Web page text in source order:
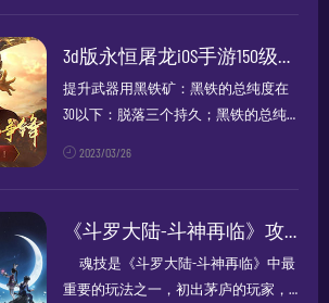
每个人打黄金打稀有材料，...
3d版永恒屠龙iOS手游150级后如何升级
提升武器用黑铁矿：黑铁的总纯度在
30以下：脱落三个持久；黑铁的总纯
增加1点。黑铁总高纯度是...
2023/03/26
《斗罗大陆-斗神再临》攻略技巧篇魂技玩法
魂技是《斗罗大陆-斗神再临》中最
重要的玩法之一，初出茅庐的玩家，